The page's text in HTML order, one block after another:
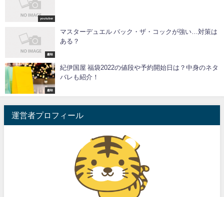
youtuber
趣味
マスターデュエル バック・ザ・コックが強い…対策は
ある？
趣味
紀伊国屋 福袋2022の値段や予約開始日は？中身のネタ
バレも紹介！
運営者プロフィール